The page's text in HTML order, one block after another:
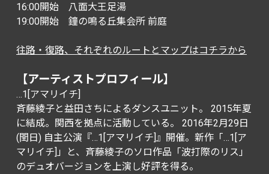
16:00開始 八面大王足湯
19:00開始 鐘の鳴る丘集会所 前庭
往路・復路、それぞれのルートとマップはコチラから
【アーティストプロフィール】
…1[アマリイチ]
斉藤綾子と益田さちによるダンスユニット。 2015年夏
に結成。関西を拠点に活動している。 2016年2月29日
(閏日) 自主公演『…1[アマリイチ]』開催。新作「…1[ア
マリイチ]」と、斉藤綾子のソロ作品「波打際のリス」
のデュオバージョンを上演し好評を得る。